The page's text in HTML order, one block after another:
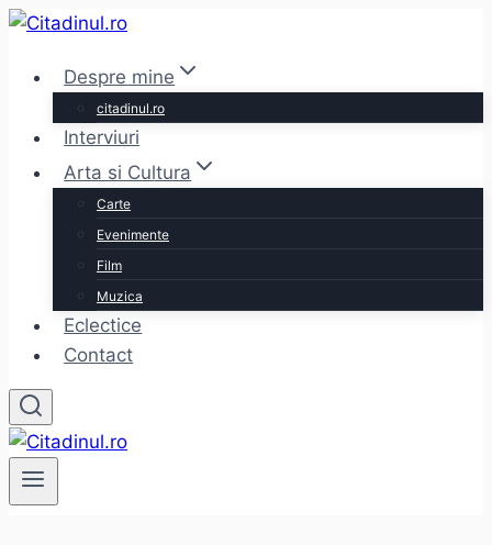
Skip
contentDespre mine
citadinul.ro
Interviuri
Arta si Cultura
Carte
Evenimente
Film
Muzica
Eclectice
Contact